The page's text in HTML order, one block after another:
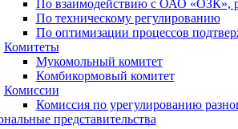
По взаимодействию с ОАО «ОЗК»,
По техническому регулированию
По оптимизации процессов
Комитеты
Мукомольный комитет
Комбикормовый комитет
Комиссии
Комиссия по урегулированию
представительства